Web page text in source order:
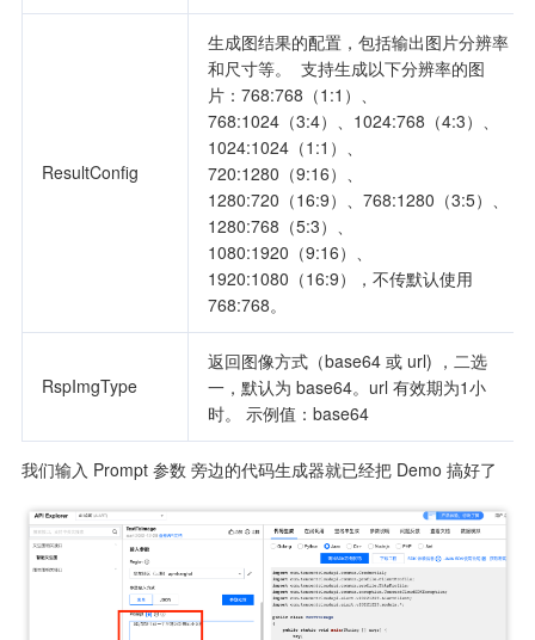
ResultConfig
生成图结果的配置，包括输出图片分辨率
和尺寸等。  支持生成以下分辨率的图
片：768:768（1:1）、
768:1024（3:4）、1024:768（4:3）、
1024:1024（1:1）、
720:1280（9:16）、
1280:720（16:9）、768:1280（3:5）、
1280:768（5:3）、
1080:1920（9:16）、
1920:1080（16:9），不传默认使用
768:768。
RspImgType
返回图像方式（base64 或 url) ，二选
一，默认为 base64。url 有效期为1小
时。 示例值：base64
我们输入 Prompt 参数 旁边的代码生成器就已经把 Demo 搞好了